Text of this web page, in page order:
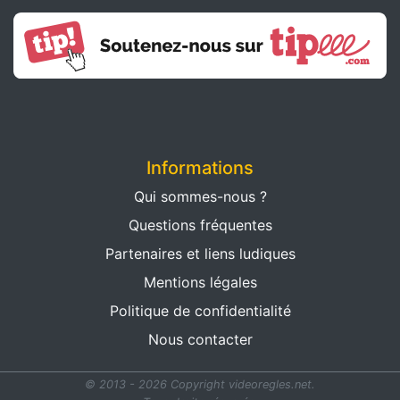
Informations
Qui sommes-nous ?
Questions fréquentes
Partenaires et liens ludiques
Mentions légales
Politique de confidentialité
Nous contacter
© 2013 - 2026 Copyright videoregles.net.